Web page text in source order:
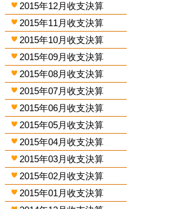
2015年12月收支決算
2015年11月收支決算
2015年10月收支決算
2015年09月收支決算
2015年08月收支決算
2015年07月收支決算
2015年06月收支決算
2015年05月收支決算
2015年04月收支決算
2015年03月收支決算
2015年02月收支決算
2015年01月收支決算